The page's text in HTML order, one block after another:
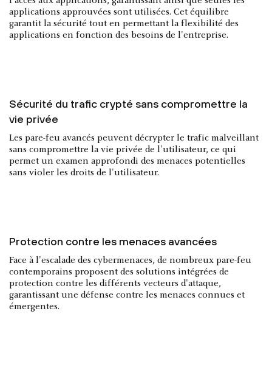
applications approuvées sont utilisées. Cet équilibre
garantit la sécurité tout en permettant la flexibilité des
applications en fonction des besoins de l'entreprise.
Sécurité du trafic crypté sans compromettre la
vie privée
Les pare-feu avancés peuvent décrypter le trafic malveillant
sans compromettre la vie privée de l'utilisateur, ce qui
permet un examen approfondi des menaces potentielles
sans violer les droits de l'utilisateur.
Protection contre les menaces avancées
Face à l'escalade des cybermenaces, de nombreux pare-feu
contemporains proposent des solutions intégrées de
protection contre les différents vecteurs d'attaque,
garantissant une défense contre les menaces connues et
émergentes.